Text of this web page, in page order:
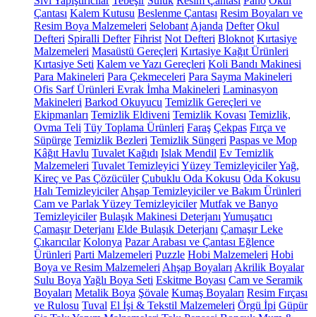
Çantası Kalem Kutusu Beslenme Çantası Resim Boyaları ve
Resim Boya Malzemeleri Selobant Ajanda Defter Okul
Defteri Spiralli Defter Fihrist Not Defteri Bloknot Kırtasiye
Malzemeleri Masaüstü Gereçleri Kırtasiye Kağıt Ürünleri
Kırtasiye Seti Kalem ve Yazı Gereçleri Koli Bandı Makinesi
Para Makineleri Para Çekmeceleri Para Sayma Makineleri
Ofis Sarf Ürünleri Evrak İmha Makineleri Laminasyon
Makineleri Barkod Okuyucu Temizlik Gereçleri ve
Ekipmanları Temizlik Eldiveni Temizlik Kovası Temizlik,
Ovma Teli Tüy Toplama Ürünleri Faraş Çekpas Fırça ve
Süpürge Temizlik Bezleri Temizlik Süngeri Paspas ve Mop
Kâğıt Havlu Tuvalet Kağıdı Islak Mendil Ev Temizlik
Malzemeleri Tuvalet Temizleyici Yüzey TemizleyicilerYağ,
Kireç ve Pas Çözücüler Çubuklu Oda Kokusu Oda Kokusu
Halı Temizleyiciler Ahşap Temizleyiciler ve Bakım Ürünleri
Cam ve Parlak Yüzey Temizleyiciler Mutfak ve Banyo
Temizleyiciler Bulaşık Makinesi Deterjanı Yumuşatıcı
Çamaşır Deterjanı Elde Bulaşık Deterjanı Çamaşır Leke
Çıkarıcılar Kolonya Pazar Arabası ve Çantası Eğlence
Ürünleri Parti Malzemeleri Puzzle Hobi Malzemeleri Hobi
Boya ve Resim Malzemeleri Ahşap Boyaları Akrilik Boyalar
Sulu Boya Yağlı Boya Seti Eskitme Boyası Cam ve Seramik
Boyaları Metalik Boya Şövale Kumaş Boyaları Resim Fırçası
ve Rulosu Tuval El İşi & Tekstil Malzemeleri Örgü İpi Güpür